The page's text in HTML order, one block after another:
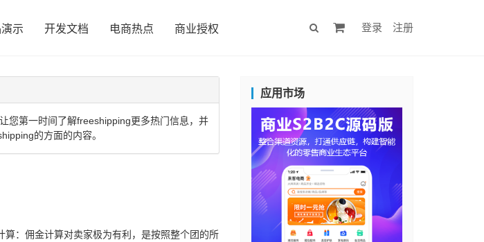
示 开发文档 电商热点 商业授权 登录 注册
您第一时间了解freeshipping更多热门信息，并
的方面的内容。
：佣金计算对卖家极为有利，是按照整个团的所
应用市场